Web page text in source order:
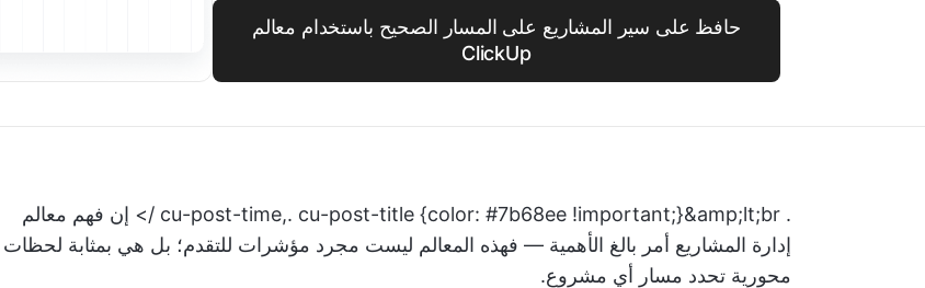
حافظ على سير المشاريع على المسار الصحيح باستخدام معالم
ClickUp
. cu-post-time,. cu-post-title {color: #7b68ee !important;}&amp;lt;br /> إن فهم معالم
إدارة المشاريع أمر بالغ الأهمية — فهذه المعالم ليست مجرد مؤشرات للتقدم؛ بل هي بمثابة لحظات
محورية تحدد مسار أي مشروع.